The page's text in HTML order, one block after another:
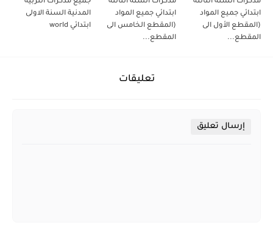
ابتدائي جميع المواد
(المقطع الأول الى
المقطع...
ابتدائي جميع المواد
(المقطع الخامس الى
المقطع...
المدنية السنة الاولى
ابتدائي world
تعليقات
إرسال تعليق